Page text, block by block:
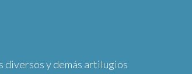
diversos y demás artilugios